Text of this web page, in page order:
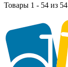
Товары 1 - 54 из 54